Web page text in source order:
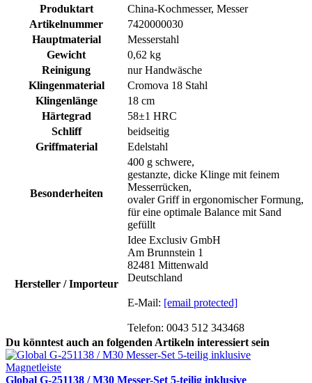
Produktart
China-Kochmesser, Messer
Artikelnummer
7420000030
Hauptmaterial
Messerstahl
Gewicht
0,62 kg
Reinigung
nur Handwäsche
Klingenmaterial
Cromova 18 Stahl
Klingenlänge
18 cm
Härtegrad
58±1 HRC
Schliff
beidseitig
Griffmaterial
Edelstahl
Besonderheiten
400 g schwere,
gestanzte, dicke Klinge mit feinem
Messerrücken,
ovaler Griff in ergonomischer Formung,
für eine optimale Balance mit Sand
gefüllt
Hersteller / Importeur
Idee Exclusiv GmbH
Am Brunnstein 1
82481 Mittenwald
Deutschland
E-Mail: [email protected]
Telefon: 0043 512 343468
Du könntest auch an folgenden Artikeln interessiert sein
Global G-251138 / M30 Messer-Set 5-teilig inklusive